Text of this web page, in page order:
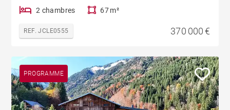
2 chambres 67 m²
REF. JCLE0555 370 000 €
PROGRAMME